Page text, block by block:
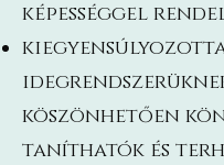
képességgel
köszönhetően
taníthatók és